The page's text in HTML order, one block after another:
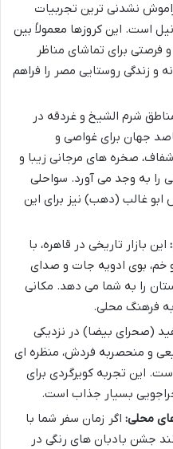
نشدنی ترین تجربیات
است. این کروزها معمولاً بین
فرصتی برای تماشای مناظر
و زندگی روستایی مصر را فراهم
شرم الشیخ و غردقه در
جهان برای غواصی و
صخره های مرجانی زیبا و
را به وجد می آورد. سواحلی
ابو غالب (دهب) نیز برای این
این بازار تاریخی در قاهره، با
بوی ادویه جات و صدای
را به شما می دهد. مکانی
فرهنگ محلی.
(صحرای بیضا) در نزدیکی
و منحصربه فردش، منظره ای
این تجربه کویرگردی برای
بسیار جذاب است.
محلی: اگر زمان سفر شما با
جشن بادبان های رنگی در